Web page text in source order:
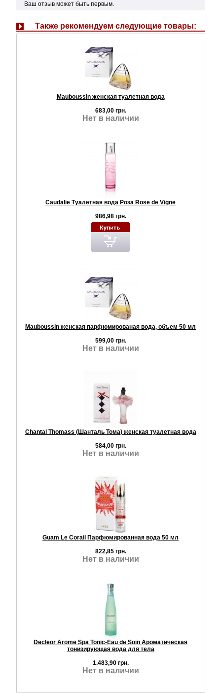
Ваш отзыв может быть первым.
Также рекомендуем следующие товары:
Mauboussin женская туалетная вода
683,00 грн.
Нет в наличии
Caudalie Туалетная вода Роза Rose de Vigne
986,98 грн.
Mauboussin женская парфюмированая вода, объем 50 мл
599,00 грн.
Нет в наличии
Сhantal Thomass (Шанталь Тома) женская туалетная вода
584,00 грн.
Нет в наличии
Guam Le Corail Парфюмированная вода 50 мл
822,85 грн.
Нет в наличии
Decleor Arome Spa Tonic-Eau de Soin Ароматическая
тонизирующая вода для тела
1.483,90 грн.
Нет в наличии